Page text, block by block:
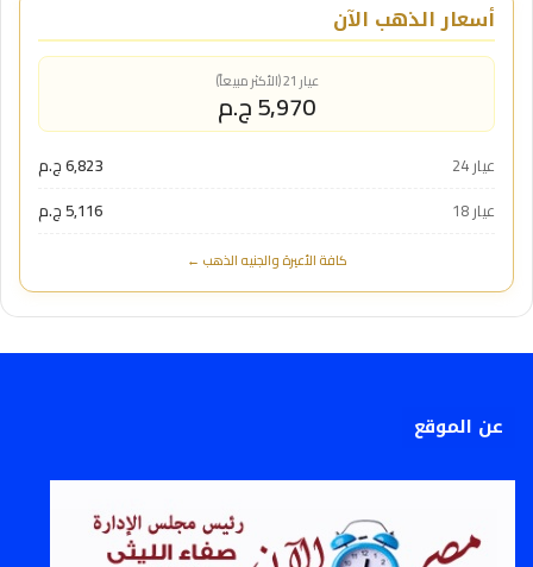
أسعار الذهب الآن
عيار 21 (الأكثر مبيعاً)
5,970 ج.م
عيار 24
6,823 ج.م
عيار 18
5,116 ج.م
كافة الأعيرة والجنيه الذهب ←
عن الموقع